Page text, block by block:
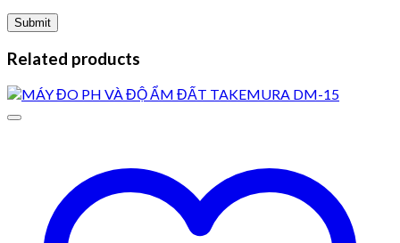
Related products